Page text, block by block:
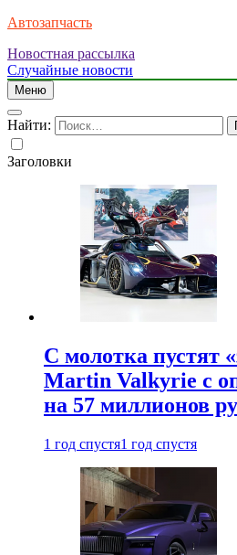
Автозапчасть
Новостная рассылка
Случайные новости
Меню
Найти:
Заголовки
С молотка пустят
Martin Valkyrie с
на 57 миллионов
1 год спустя1 год спустя